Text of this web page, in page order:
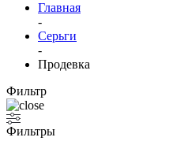
Главная
-
Серьги
-
Продевка
Фильтр
Фильтры